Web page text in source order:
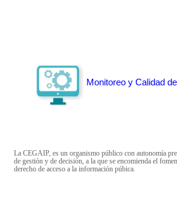
Monitoreo y Calidad
La CEGAIP, es un organismo público con autonomía
de gestión y de decisión, a la que se encomienda el
derecho de acceso a la información púbica.